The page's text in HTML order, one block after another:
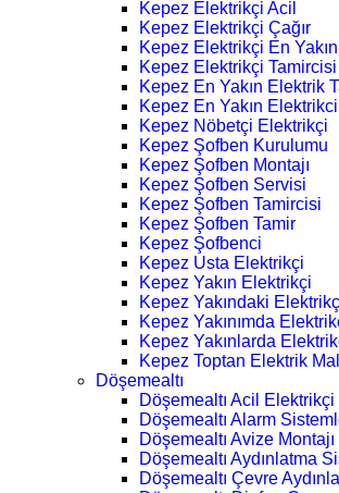
Kepez Elektrikçi Acil
Kepez Elektrikçi Çağır
Kepez Elektrikçi En Yakın
Kepez Elektrikçi Tamircisi
Kepez En Yakın Elektrik
Kepez En Yakın Elektrikci
Kepez Nöbetçi Elektrikçi
Kepez Şofben Kurulumu
Kepez Şofben Montajı
Kepez Şofben Servisi
Kepez Şofben Tamircisi
Kepez Şofben Tamir
Kepez Şofbenci
Kepez Usta Elektrikçi
Kepez Yakın Elektrikçi
Kepez Yakındaki
Kepez Yakınımda
Kepez Yakınlarda
Kepez Toptan Elektrik
Döşemealtı
Döşemealtı Acil Elektrikçi
Döşemealtı Alarm
Döşemealtı Avize Montajı
Döşemealtı Aydınlatma
Döşemealtı Çevre